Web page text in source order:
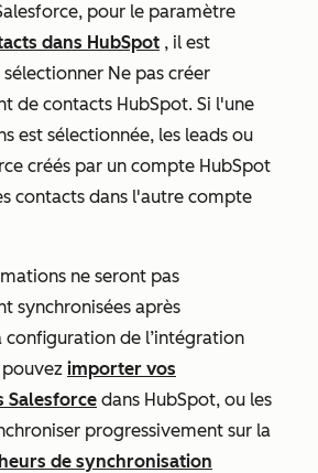
pour le paramètre
dans HubSpot , il est
Ne pas créer
de contacts HubSpot. Si l'une
est sélectionnée, les leads ou
créés par un compte HubSpot
contacts dans l'autre compte
ne seront pas
synchronisées après
configuration de l’intégration
pouvez importer vos
Salesforce dans HubSpot, ou les
progressivement sur la
de synchronisation